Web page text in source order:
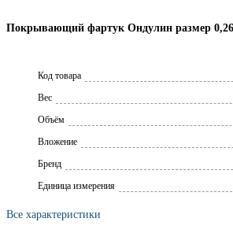
Покрывающий фартук Ондулин размер
Код товара
Вес
Объём
Вложение
Брeнд
Единица измерения
Все характеристики